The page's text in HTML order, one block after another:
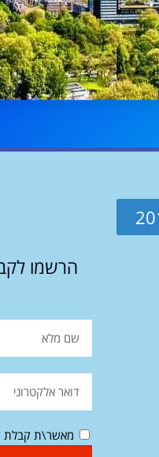
הרשמו
מאשר\ת קבלת